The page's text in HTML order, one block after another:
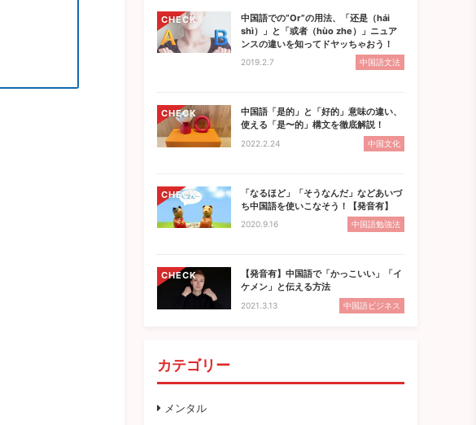
CHECK
中国語での“Or”の用法、「还是（hái
shì）」と「或者（hùo zhe）」ニュア
ンスの違いを知ってドヤッちゃおう！
2019.2.7 中国語文法
CHECK
中国語「是的」と「好的」意味の違い、
使える「是〜的」構文を徹底解説！
2022.2.24 中国文化
CHECK
「なるほど」「そうなんだ」などあいづ
ち中国語を使いこなそう！【発音有】
2020.9.16 中国語勉強法
CHECK
【発音有】中国語で「かっこいい」「イ
ケメン」と伝える方法
2021.3.13 中国語ビジネス
カテゴリー
メンタル